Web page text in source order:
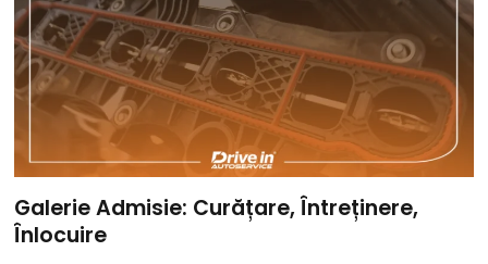
Galerie Admisie: Curățare, Întreținere,
Înlocuire